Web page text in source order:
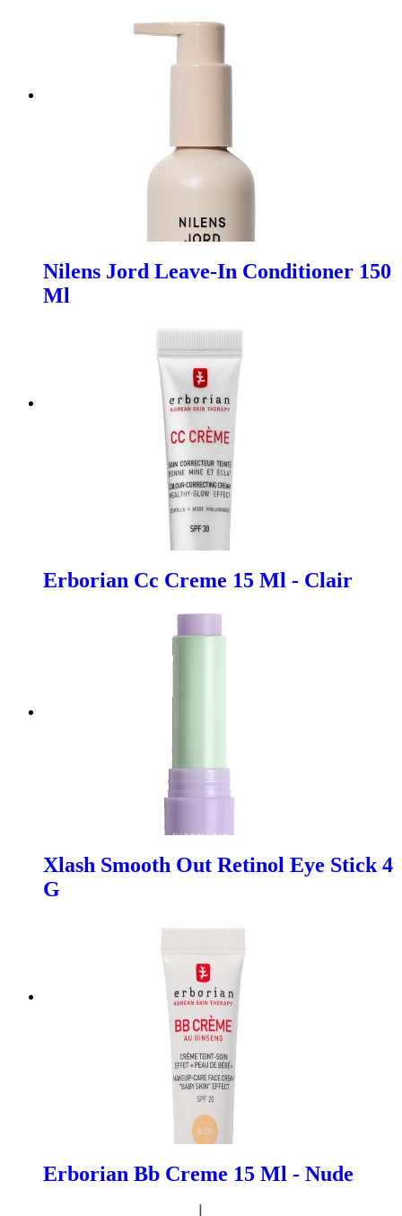
Nilens Jord Leave-In Conditioner 150
Ml
Erborian Cc Creme 15 Ml - Clair
Xlash Smooth Out Retinol Eye Stick 4
G
Erborian Bb Creme 15 Ml - Nude